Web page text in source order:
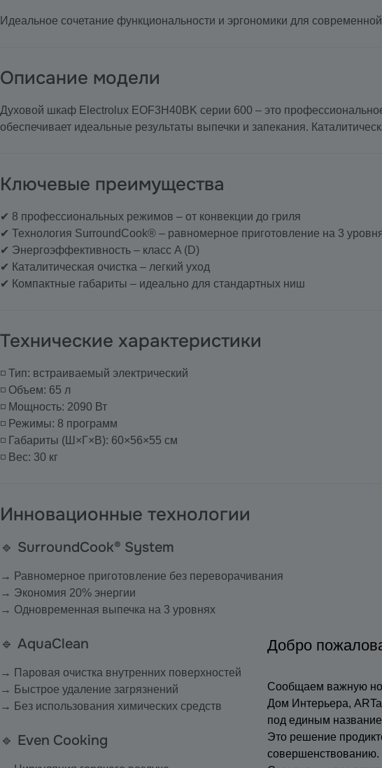
Идеальное сочетание функциональности и эргономики для современной
Описание модели
Духовой шкаф Electrolux EOF3H40BK серии 600 – это
обеспечивает идеальные результаты выпечки и запекания.
Ключевые преимущества
✔ 8 профессиональных режимов – от конвекции до гриля
✔ Технология SurroundCook® – равномерное приготовление на 3
✔ Энергоэффективность – класс A (D)
✔ Каталитическая очистка – легкий уход
✔ Компактные габариты – идеально для стандартных ниш
Технические характеристики
◽ Тип: встраиваемый электрический
◽ Объем: 65 л
◽ Мощность: 2090 Вт
◽ Режимы: 8 программ
◽ Габариты (Ш×Г×В): 60×56×55 см
◽ Вес: 30 кг
Инновационные технологии
🔹 SurroundCook® System
→ Равномерное приготовление без переворачивания
→ Экономия 20% энергии
→ Одновременная выпечка на 3 уровнях
🔹 AquaClean
→ Паровая очистка внутренних поверхностей
→ Быстрое удаление загрязнений
→ Без использования химических средств
🔹 Even Cooking
Добро
Сообщаем важную
Дом Интерьера,
под единым
Это решение
совершенствованию.